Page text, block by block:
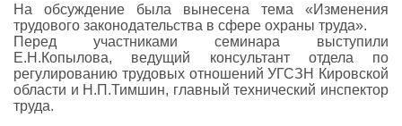
На обсуждение была вынесена тема «Изменения
трудового законодательства в сфере охраны труда».
Перед участниками семинара выступили
Е.Н.Копылова, ведущий консультант отдела по
регулированию трудовых отношений УГСЗН Кировской
области и Н.П.Тимшин, главный технический инспектор
труда.